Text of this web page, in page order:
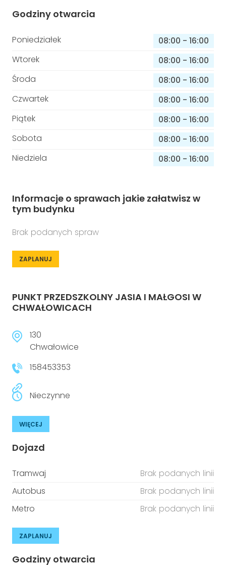
Godziny otwarcia
Poniedziałek 08:00 - 16:00
Wtorek
08:00 - 16:00
Środa
08:00 - 16:00
Czwartek
08:00 - 16:00
Piątek
08:00 - 16:00
Sobota
08:00 - 16:00
Niedziela
08:00 - 16:00
Informacje o sprawach jakie załatwisz w
tym budynku
Brak podanych spraw
ZAPLANUJ
PUNKT PRZEDSZKOLNY JASIA I MAŁGOSI W
CHWAŁOWICACH
130
Chwałowice
158453353
Nieczynne
WIĘCEJ
Dojazd
Tramwaj
Brak podanych linii
Autobus
Brak podanych linii
Metro
Brak podanych linii
ZAPLANUJ
Godziny otwarcia